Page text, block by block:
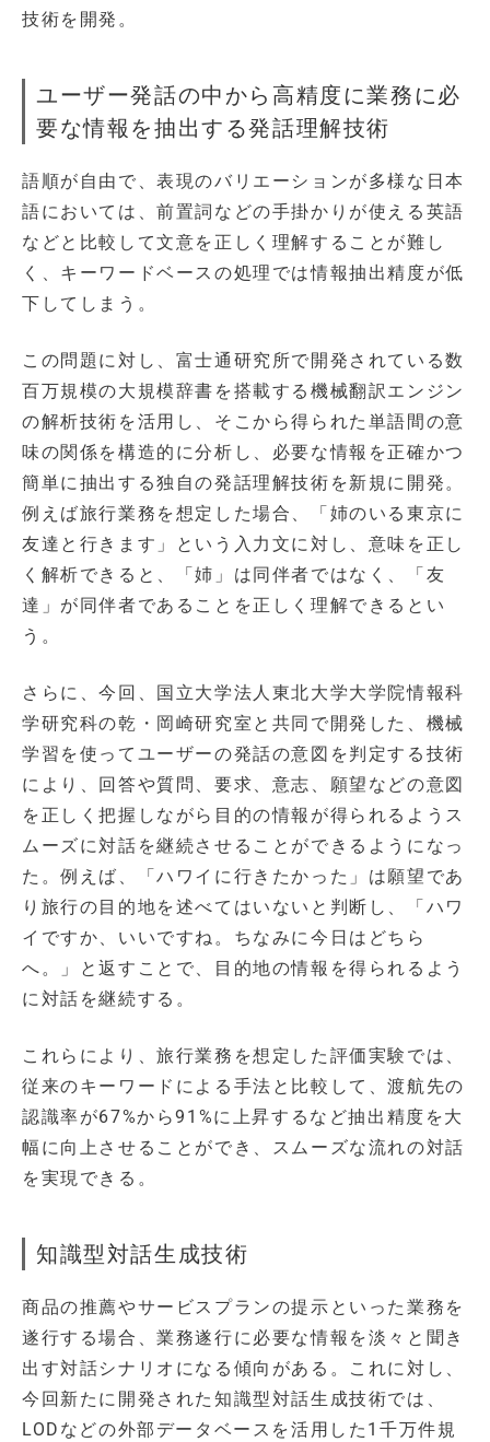
技術を開発。
ユーザー発話の中から高精度に業務に必
要な情報を抽出する発話理解技術
語順が自由で、表現のバリエーションが多様な日本
語においては、前置詞などの手掛かりが使える英語
などと比較して文意を正しく理解することが難し
く、キーワードベースの処理では情報抽出精度が低
下してしまう。
この問題に対し、富士通研究所で開発されている数
百万規模の大規模辞書を搭載する機械翻訳エンジン
の解析技術を活用し、そこから得られた単語間の意
味の関係を構造的に分析し、必要な情報を正確かつ
簡単に抽出する独自の発話理解技術を新規に開発。
例えば旅行業務を想定した場合、「姉のいる東京に
友達と行きます」という入力文に対し、意味を正し
く解析できると、「姉」は同伴者ではなく、「友
達」が同伴者であることを正しく理解できるとい
う。
さらに、今回、国立大学法人東北大学大学院情報科
学研究科の乾・岡崎研究室と共同で開発した、機械
学習を使ってユーザーの発話の意図を判定する技術
により、回答や質問、要求、意志、願望などの意図
を正しく把握しながら目的の情報が得られるようス
ムーズに対話を継続させることができるようになっ
た。例えば、「ハワイに行きたかった」は願望であ
り旅行の目的地を述べてはいないと判断し、「ハワ
イですか、いいですね。ちなみに今日はどちら
へ。」と返すことで、目的地の情報を得られるよう
に対話を継続する。
これらにより、旅行業務を想定した評価実験では、
従来のキーワードによる手法と比較して、渡航先の
認識率が67%から91%に上昇するなど抽出精度を大
幅に向上させることができ、スムーズな流れの対話
を実現できる。
知識型対話生成技術
商品の推薦やサービスプランの提示といった業務を
遂行する場合、業務遂行に必要な情報を淡々と聞き
出す対話シナリオになる傾向がある。これに対し、
今回新たに開発された知識型対話生成技術では、
LODなどの外部データベースを活用した1千万件規